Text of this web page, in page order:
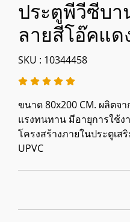
ประตูพีวีซีบ
ลายสีโอ๊คแด
SKU : 10344458
ขนาด 80x200 CM. ผลิตจ
แรงทนทาน มีอายุการใช้
โครงสร้างภายในประตูเส
UPVC